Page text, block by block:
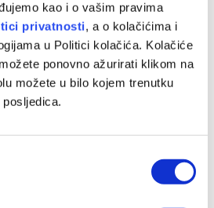
kao i o vašim pravima
privatnosti, a o kolačićima i
u Politici kolačića. Kolačiće
ponovno ažurirati klikom na
možete u bilo kojem trenutku